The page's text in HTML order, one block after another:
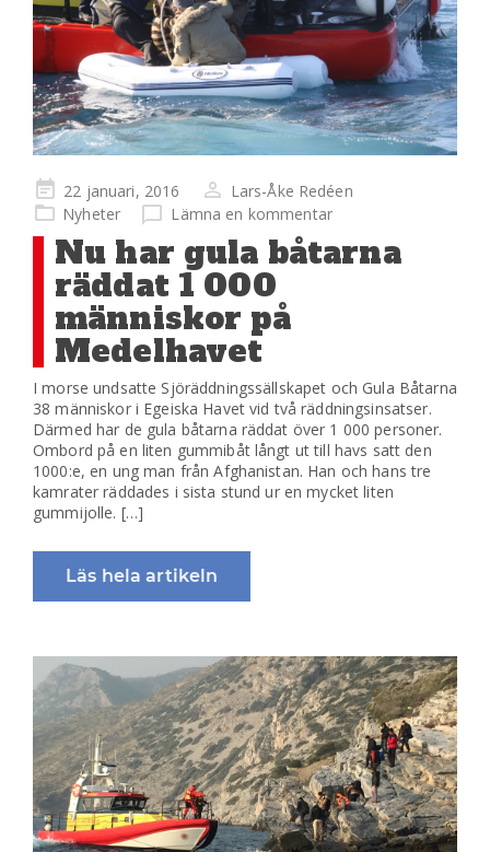
Publicerad
på
22 januari, 2016
Lars-Åke Redéen
Nyheter
Lämna en kommentar
Nu har gula båtarna
räddat 1 000
människor på
Medelhavet
I morse undsatte Sjöräddningssällskapet och Gula Båtarna
38 människor i Egeiska Havet vid två räddningsinsatser.
Därmed har de gula båtarna räddat över 1 000 personer.
Ombord på en liten gummibåt långt ut till havs satt den
1000:e, en ung man från Afghanistan. Han och hans tre
kamrater räddades i sista stund ur en mycket liten
gummijolle. […]
Läs hela artikeln